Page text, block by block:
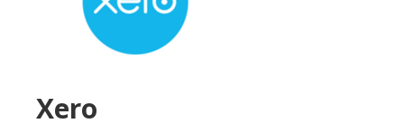
Xero